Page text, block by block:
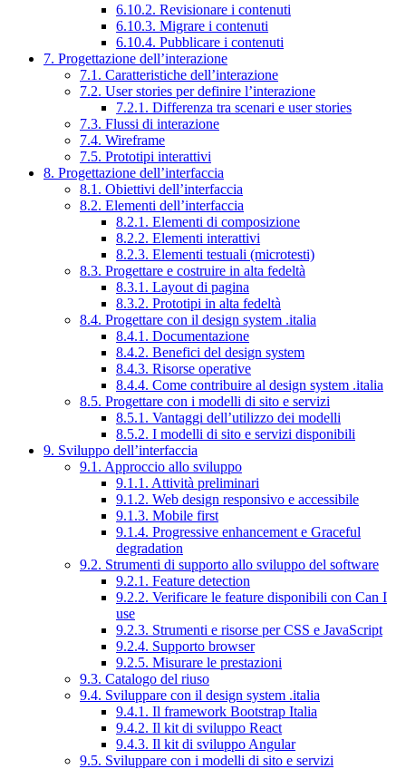
6.10.2. Revisionare i contenuti
6.10.3. Migrare i contenuti
6.10.4. Pubblicare i contenuti
7. Progettazione dell’interazione
7.1. Caratteristiche dell’interazione
7.2. User stories per definire l’interazione
7.2.1. Differenza tra scenari e user stories
7.3. Flussi di interazione
7.4. Wireframe
7.5. Prototipi interattivi
8. Progettazione dell’interfaccia
8.1. Obiettivi dell’interfaccia
8.2. Elementi dell’interfaccia
8.2.1. Elementi di composizione
8.2.2. Elementi interattivi
8.2.3. Elementi testuali (microtesti)
8.3. Progettare e costruire in alta fedeltà
8.3.1. Layout di pagina
8.3.2. Prototipi in alta fedeltà
8.4. Progettare con il design system .italia
8.4.1. Documentazione
8.4.2. Benefici del design system
8.4.3. Risorse operative
8.4.4. Come contribuire al design system .italia
8.5. Progettare con i modelli di sito e servizi
8.5.1. Vantaggi dell’utilizzo dei modelli
8.5.2. I modelli di sito e servizi disponibili
9. Sviluppo dell’interfaccia
9.1. Approccio allo sviluppo
9.1.1. Attività preliminari
9.1.2. Web design responsivo e accessibile
9.1.3. Mobile first
9.1.4. Progressive enhancement e Graceful
degradation
9.2. Strumenti di supporto allo sviluppo del software
9.2.1. Feature detection
9.2.2. Verificare le feature disponibili con Can I
use
9.2.3. Strumenti e risorse per CSS e JavaScript
9.2.4. Supporto browser
9.2.5. Misurare le prestazioni
9.3. Catalogo del riuso
9.4. Sviluppare con il design system .italia
9.4.1. Il framework Bootstrap Italia
9.4.2. Il kit di sviluppo React
9.4.3. Il kit di sviluppo Angular
9.5. Sviluppare con i modelli di sito e servizi